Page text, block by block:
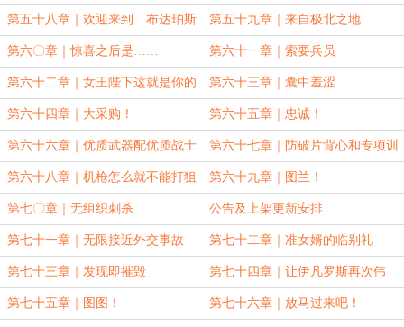
第五十八章｜欢迎来到…布达珀斯 第五十九章｜来自极北之地
第六〇章｜惊喜之后是…… 第六十一章｜索要兵员
第六十二章｜女王陛下这就是你的
卫队
第六十三章｜囊中羞涩
第六十四章｜大采购！ 第六十五章｜忠诚！
第六十六章｜优质武器配优质战士 第六十七章｜防破片背心和专项训
练
第六十八章｜机枪怎么就不能打狙
了？
第六十九章｜图兰！
第七〇章｜无组织刺杀 公告及上架更新安排
第七十一章｜无限接近外交事故 第七十二章｜准女婿的临别礼
第七十三章｜发现即摧毁 第七十四章｜让伊凡罗斯再次伟
大！
第七十五章｜图图！ 第七十六章｜放马过来吧！